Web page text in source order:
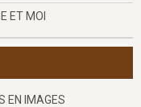
ET MOI
EN IMAGES